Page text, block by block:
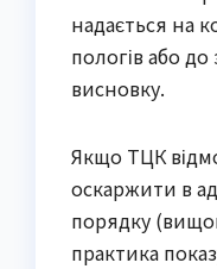
надається на
пологів або
висновку.
Якщо ТЦК
оскаржити в
порядку
практика